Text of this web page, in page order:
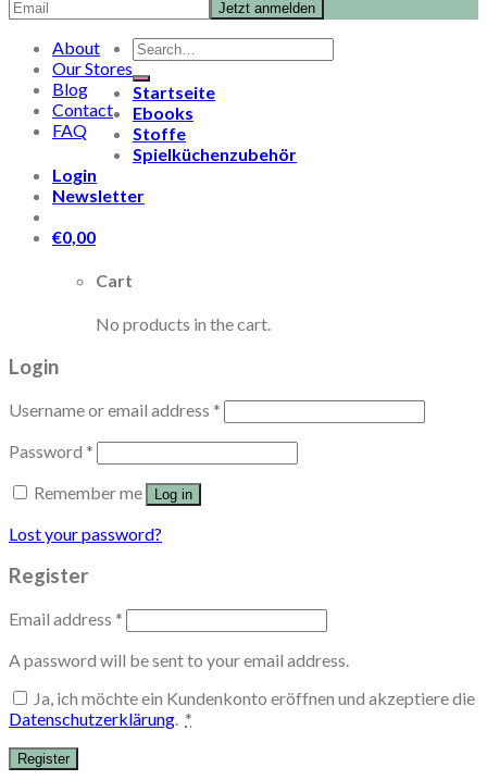
About
Our Stores
Blog
Contact
FAQ
Search
for:
Startseite
Ebooks
Stoffe
Spielküchenzubehör
Login
Newsletter
€0,00
Cart
No products in the cart.
Login
Username or email address *
Password *
Remember me
Log in
Lost your password?
Register
Email address *
A password will be sent to your email address.
Ja, ich möchte ein Kundenkonto eröffnen und akzeptiere die
Datenschutzerklärung. *
Register